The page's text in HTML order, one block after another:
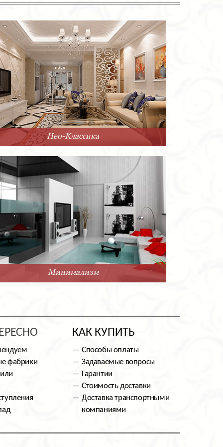
Нео-Классика
Минимализм
фабрики
КАК КУПИТЬ
Способы оплаты
Задаваемые вопросы
Гарантии
Стоимость доставки
Доставка транспортными
компаниями